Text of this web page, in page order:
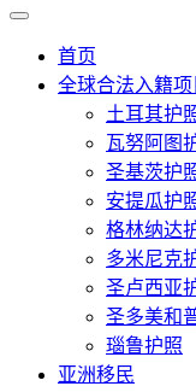
首页
全球合法入籍项
土耳其护
瓦努阿图
圣基茨护
安提瓜护
格林纳达
多米尼克
圣卢西亚
圣多美和
瑙鲁护照
亚洲移民